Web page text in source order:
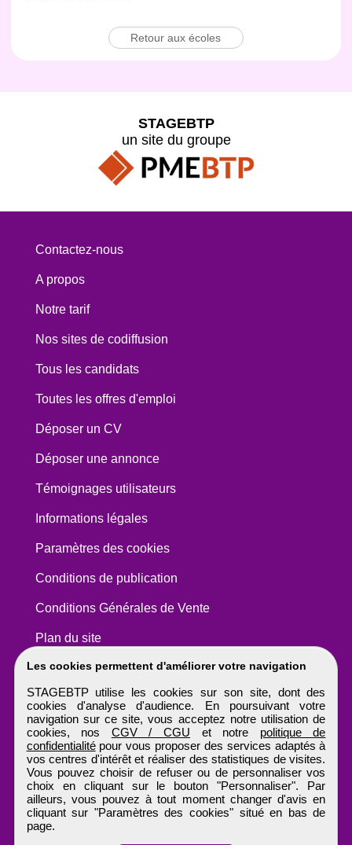
Retour aux écoles
Les cookies permettent d'améliorer votre navigation
STAGEBTP utilise les cookies sur son site, dont des
cookies d'analyse d'audience. En poursuivant votre
navigation sur ce site, vous acceptez notre utilisation de
cookies, nos CGV / CGU et notre politique de
confidentialitépour vous proposer des services adaptés à
vos centres d'intérêt et réaliser des statistiques de visites.
Vous pouvez choisir de refuser ou de personnaliser vos
choix en cliquant sur le bouton "Personnaliser". Par
ailleurs, vous pouvez à tout moment changer d'avis en
cliquant sur "Paramètres des cookies" situé en bas de
page.
STAGEBTP
un site du groupe
Contactez-nous
A propos
Notre tarif
Nos sites de codiffusion
Tous les candidats
Toutes les offres d'emploi
Déposer un CV
Déposer une annonce
Témoignages utilisateurs
Informations légales
Paramètres des cookies
Conditions de publication
Conditions Générales de Vente
Plan du site